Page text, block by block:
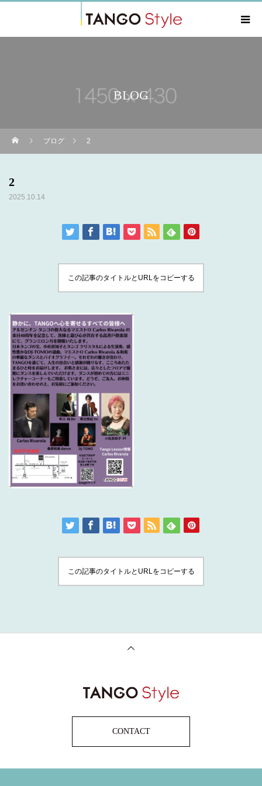
BLOG
ブログ 2
2
2025.10.14
この記事のタイトルとURLをコピーする
この記事のタイトルとURLをコピーする
CONTACT